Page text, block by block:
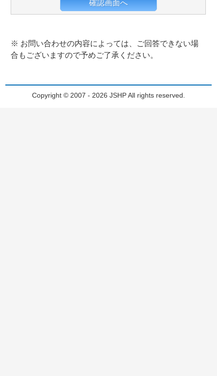
※ お問い合わせの内容によっては、ご回答できない場
合もございますので予めご了承ください。
Copyright © 2007 - 2026 JSHP All rights reserved.